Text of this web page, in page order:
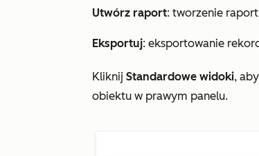
Utwórz raport: tworzenie
Eksportuj: eksportowanie
Kliknij Standardowe widoki,
obiektu w prawym panelu.